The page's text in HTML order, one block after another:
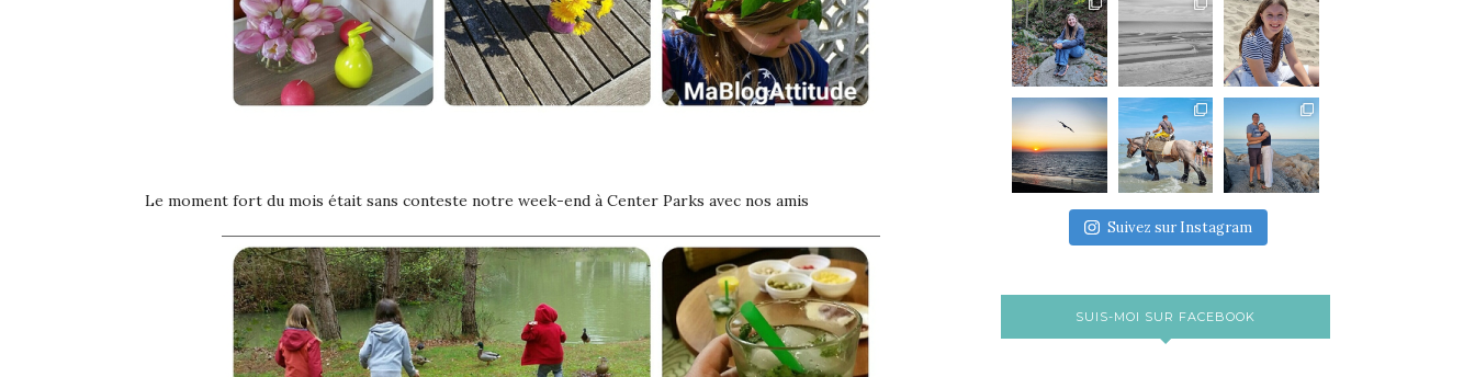
Le moment fort du mois était sans conteste notre week-end à Center Parks avec nos amis
Suivez sur Instagram
SUIS-MOI SUR FACEBOOK